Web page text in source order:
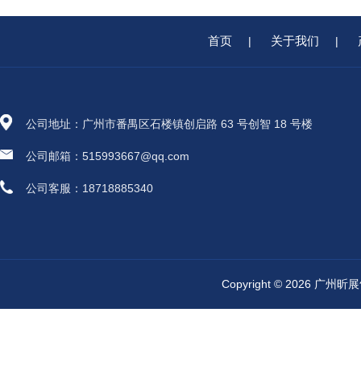
首页 | 关于我们 |
公司地址：广州市番禺区石楼镇创启路 63 号创智 18 号楼
公司邮箱：515993667@qq.com
公司客服：18718885340
Copyright © 2026 广州昕